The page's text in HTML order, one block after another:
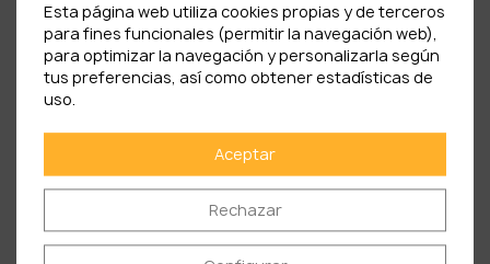
kcal
Grasas: 0 g
de las cuales: ácidos grasos saturados 0
Hidratos de carbono 83 g
de los cuales azúcares: 73 g
Proteínas: 0 g
Esta página web utiliza cookies propias y de terceros
para fines funcionales (permitir la navegación web),
para optimizar la navegación y personalizarla según
tus preferencias, así como obtener estadísticas de
uso.
Aceptar
Rechazar